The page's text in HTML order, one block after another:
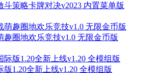
斗策略卡牌对决v2023 内置菜单版
趣圈地欢乐竞技v1.0 无限金币版
版1.20全新上线v1.20 全模组版